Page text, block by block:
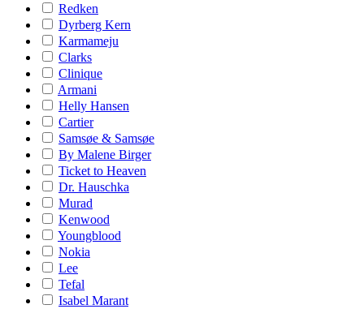
Redken
Dyrberg Kern
Karmameju
Clarks
Clinique
Armani
Helly Hansen
Cartier
Samsøe & Samsøe
By Malene Birger
Ticket to Heaven
Dr. Hauschka
Murad
Kenwood
Youngblood
Nokia
Lee
Tefal
Isabel Marant